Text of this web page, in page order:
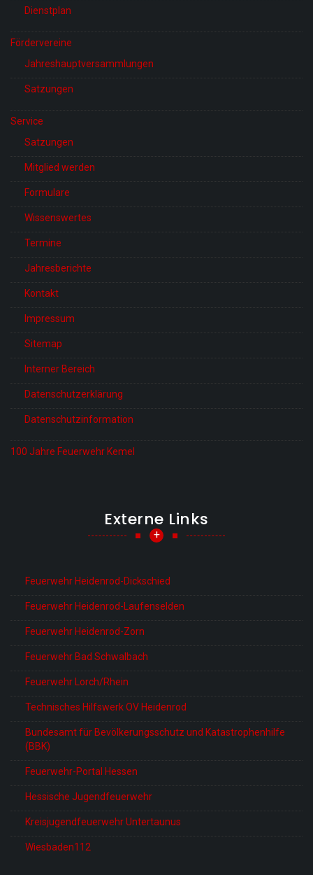
Dienstplan
Fördervereine
Jahreshauptversammlungen
Satzungen
Service
Satzungen
Mitglied werden
Formulare
Wissenswertes
Termine
Jahresberichte
Kontakt
Impressum
Sitemap
Interner Bereich
Datenschutzerklärung
Datenschutzinformation
100 Jahre Feuerwehr Kemel
Externe Links
+
Feuerwehr Heidenrod-Dickschied
Feuerwehr Heidenrod-Laufenselden
Feuerwehr Heidenrod-Zorn
Feuerwehr Bad Schwalbach
Feuerwehr Lorch/Rhein
Technisches Hilfswerk OV Heidenrod
Bundesamt für Bevölkerungsschutz und Katastrophenhilfe
(BBK)
Feuerwehr-Portal Hessen
Hessische Jugendfeuerwehr
Kreisjugendfeuerwehr Untertaunus
Wiesbaden112